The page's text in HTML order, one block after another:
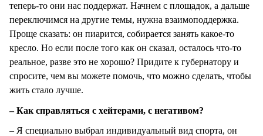
теперь-то они нас поддержат. Начнем с площадок, а дальше
переключимся на другие темы, нужна взаимоподдержка.
Проще сказать: он пиарится, собирается занять какое-то
кресло. Но если после того как он сказал, осталось что-то
реальное, разве это не хорошо? Придите к губернатору и
спросите, чем вы можете помочь, что можно сделать, чтобы
жить стало лучше.
– Как справляться с хейтерами, с негативом?
– Я специально выбрал индивидуальный вид спорта, он